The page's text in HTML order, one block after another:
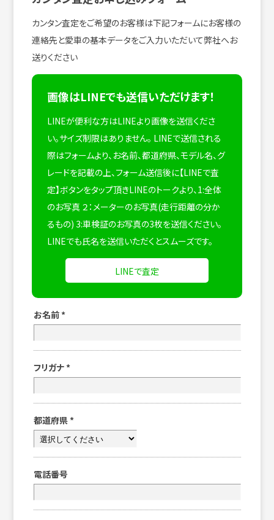
カンタン査定をご希望のお客様は下記フォームにお客様の
連絡先と愛車の基本データをご入力いただいて弊社へお
送りください
画像はLINEでも送信いただけます！
LINEが便利な方はLINEより画像を送信くださ
い。サイズ制限はありません。 LINEで送信される
際はフォームより、お名前、都道府県、モデル名、グ
レードを記載の上、フォーム送信後に【LINEで査
定】ボタンをタップ頂きLINEのトークより、1:全体
のお写真 ２：メーターのお写真(走行距離の分か
るもの) 3:車検証のお写真の3枚を送信ください。
LINEでも氏名を送信いただくとスムーズです。
LINEで査定
お名前 *
フリガナ *
都道府県 *
電話番号